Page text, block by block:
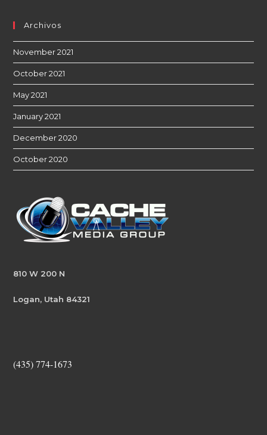
Archivos
November 2021
October 2021
May 2021
January 2021
December 2020
October 2020
810 W 200 N
Logan, Utah 84321
(435) 774-1673